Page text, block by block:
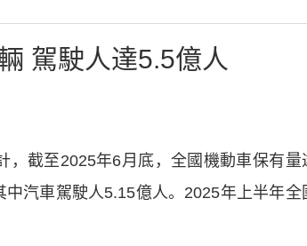
駕駛人達5.5億人
截至2025年6月底，全國機動車保有量
汽車駕駛人5.15億人。2025年上半年全